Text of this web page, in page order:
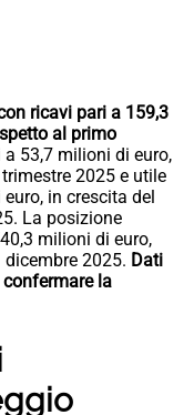
ricavi pari a 159,3
al primo
53,7 milioni di euro,
2025 e utile
in crescita del
La posizione
milioni di euro,
2025. Dati
la